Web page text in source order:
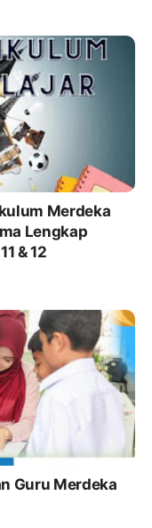
Merdeka
Lengkap
& 12
Guru Merdeka